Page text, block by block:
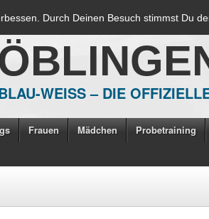
Durch Deinen Besuch stimmst Du
WEISS – DIE
Frauen Mädchen Probetraining